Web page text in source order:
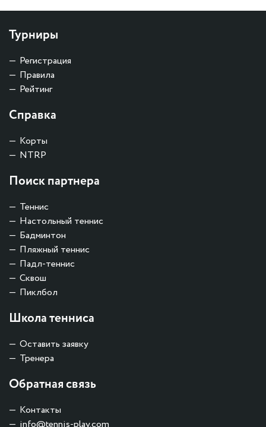
Турниры
Регистрация
Правила
Рейтинг
Справка
Корты
NTRP
Поиск партнера
Теннис
Настольный теннис
Бадминтон
Пляжный теннис
Падл-теннис
Сквош
Пиклбол
Школа тенниса
Оставить заявку
Тренера
Обратная связь
Контакты